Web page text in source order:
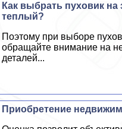
Как выбрать пуховик
теплый?
Поэтому при выборе
обращайте внимание на
деталей...
Приобретение